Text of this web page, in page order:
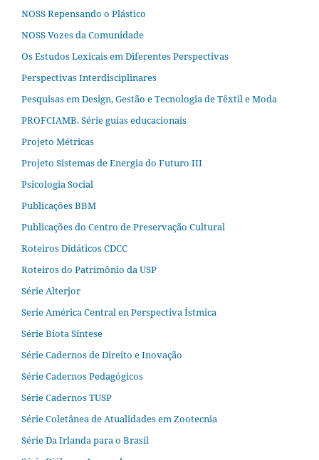
NOSS Repensando o Plástico
NOSS Vozes da Comunidade
Os Estudos Lexicais em Diferentes Perspectivas
Perspectivas Interdisciplinares
Pesquisas em Design, Gestão e Tecnologia de Têxtil e Moda
PROFCIAMB. Série guias educacionais
Projeto Métricas
Projeto Sistemas de Energia do Futuro III
Psicologia Social
Publicações BBM
Publicações do Centro de Preservação Cultural
Roteiros Didáticos CDCC
Roteiros do Patrimônio da USP
Série Alterjor
Serie América Central en Perspectiva Ístmica
Série Biota Síntese
Série Cadernos de Direito e Inovação
Série Cadernos Pedagógicos
Série Cadernos TUSP
Série Coletânea de Atualidades em Zootecnia
Série Da Irlanda para o Brasil